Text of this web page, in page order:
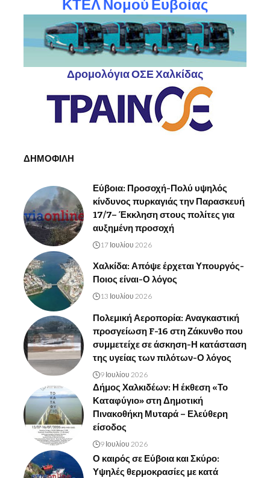
ΚΤΕΛ Νομού Ευβοίας
Δρομολόγια ΟΣΕ Χαλκίδας
ΔΗΜΟΦΙΛΗ
Εύβοια: Προσοχή-Πολύ υψηλός
κίνδυνος πυρκαγιάς την Παρασκευή
17/7– Έκκληση στους πολίτες για
αυξημένη προσοχή
17 Ιουλίου 2026
Χαλκίδα: Απόψε έρχεται Υπουργός-
Ποιος είναι-Ο λόγος
13 Ιουλίου 2026
Πολεμική Αεροπορία: Αναγκαστική
προσγείωση F-16 στη Ζάκυνθο που
συμμετείχε σε άσκηση-Η κατάσταση
της υγείας των πιλότων-Ο λόγος
9 Ιουλίου 2026
Δήμος Χαλκιδέων: Η έκθεση «Το
Καταφύγιο» στη Δημοτική
Πινακοθήκη Μυταρά – Ελεύθερη
είσοδος
9 Ιουλίου 2026
Ο καιρός σε Εύβοια και Σκύρο:
Υψηλές θερμοκρασίες με κατά